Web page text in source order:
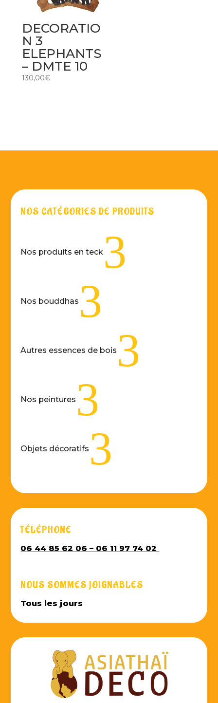
DECORATIO
N 3
ELEPHANTS
– DMTE 10
130,00€
NOS CATÉGORIES DE PRODUITS
Nos produits en teck 3
Nos bouddhas 3
Autres essences de bois 3
Nos peintures 3
Objets décoratifs 3
TÉLÉPHONE
06 44 85 62 06 – 06 11 97 74 02
NOUS SOMMES JOIGNABLES
Tous les jours